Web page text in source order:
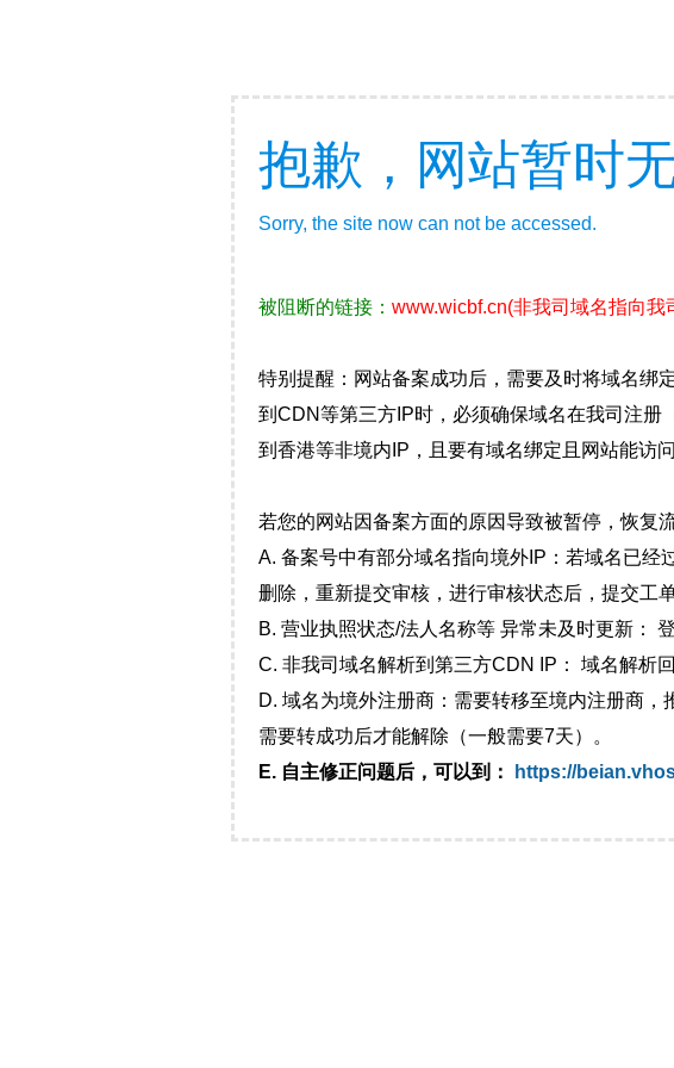
抱歉，网站暂时
Sorry, the site now can not be accessed.
被阻断的链接： www.wicbf.cn(非我司域名指向我
特别提醒：网站备案成功后，需要及时将域名绑
到CDN等第三方IP时，必须确保域名在我司注
到香港等非境内IP，且要有域名绑定且网站能访
若您的网站因备案方面的原因导致被暂停，恢复
A. 备案号中有部分域名指向境外IP：若域名已经
删除，重新提交审核，进行审核状态后，提交工
B. 营业执照状态/法人名称等 异常未及时更新：
C. 非我司域名解析到第三方CDN IP： 域名解析
D. 域名为境外注册商：需要转移至境内注册商，
需要转成功后才能解除（一般需要7天）。
E. 自主修正问题后，可以到：
https://